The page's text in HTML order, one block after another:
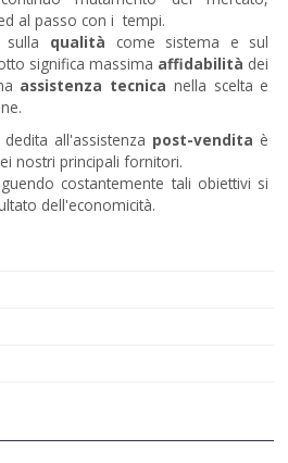
al passo con i tempi.
qualità come sistema e sul
significa massima affidabilità dei
assistenza tecnica nella scelta e
all'assistenza post-vendita è
nostri principali fornitori.
costantemente tali obiettivi si
dell'economicità.